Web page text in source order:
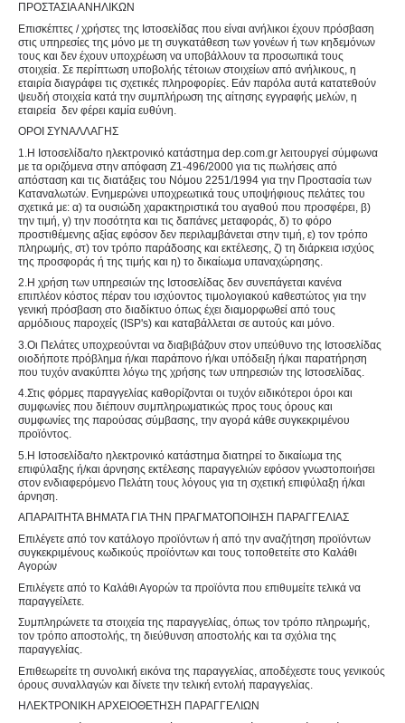
ΠΡΟΣΤΑΣΙΑ ΑΝΗΛΙΚΩΝ
Επισκέπτες / χρήστες της Ιστοσελίδας που είναι ανήλικοι έχουν πρόσβαση
στις υπηρεσίες της μόνο με τη συγκατάθεση των γονέων ή των κηδεμόνων
τους και δεν έχουν υποχρέωση να υποβάλλουν τα προσωπικά τους
στοιχεία. Σε περίπτωση υποβολής τέτοιων στοιχείων από ανήλικους, η
εταιρία διαγράφει τις σχετικές πληροφορίες. Εάν παρόλα αυτά κατατεθούν
ψευδή στοιχεία κατά την συμπλήρωση της αίτησης εγγραφής μελών, η
εταιρεία δεν φέρει καμία ευθύνη.
ΟΡΟΙ ΣΥΝΑΛΛΑΓΗΣ
1.Η Ιστοσελίδα/το ηλεκτρονικό κατάστημα dep.com.gr λειτουργεί σύμφωνα
με τα οριζόμενα στην απόφαση Ζ1-496/2000 για τις πωλήσεις από
απόσταση και τις διατάξεις του Νόμου 2251/1994 για την Προστασία των
Καταναλωτών. Ενημερώνει υποχρεωτικά τους υποψήφιους πελάτες του
σχετικά με: α) τα ουσιώδη χαρακτηριστικά του αγαθού που προσφέρει, β)
την τιμή, γ) την ποσότητα και τις δαπάνες μεταφοράς, δ) το φόρο
προστιθέμενης αξίας εφόσον δεν περιλαμβάνεται στην τιμή, ε) τον τρόπο
πληρωμής, στ) τον τρόπο παράδοσης και εκτέλεσης, ζ) τη διάρκεια ισχύος
της προσφοράς ή της τιμής και η) το δικαίωμα υπαναχώρησης.
2.Η χρήση των υπηρεσιών της Ιστοσελίδας δεν συνεπάγεται κανένα
επιπλέον κόστος πέραν του ισχύοντος τιμολογιακού καθεστώτος για την
γενική πρόσβαση στο διαδίκτυο όπως έχει διαμορφωθεί από τους
αρμόδιους παροχείς (ISP's) και καταβάλλεται σε αυτούς και μόνο.
3.Οι Πελάτες υποχρεούνται να διαβιβάζουν στον υπεύθυνο της Ιστοσελίδας
οιοδήποτε πρόβλημα ή/και παράπονο ή/και υπόδειξη ή/και παρατήρηση
που τυχόν ανακύπτει λόγω της χρήσης των υπηρεσιών της Ιστοσελίδας.
4.Στις φόρμες παραγγελίας καθορίζονται οι τυχόν ειδικότεροι όροι και
συμφωνίες που διέπουν συμπληρωματικώς προς τους όρους και
συμφωνίες της παρούσας σύμβασης, την αγορά κάθε συγκεκριμένου
προϊόντος.
5.Η Ιστοσελίδα/το ηλεκτρονικό κατάστημα διατηρεί το δικαίωμα της
επιφύλαξης ή/και άρνησης εκτέλεσης παραγγελιών εφόσον γνωστοποιήσει
στον ενδιαφερόμενο Πελάτη τους λόγους για τη σχετική επιφύλαξη ή/και
άρνηση.
ΑΠΑΡΑΙΤΗΤΑ ΒΗΜΑΤΑ ΓΙΑ ΤΗΝ ΠΡΑΓΜΑΤΟΠΟΙΗΣΗ ΠΑΡΑΓΓΕΛΙΑΣ
Επιλέγετε από τον κατάλογο προϊόντων ή από την αναζήτηση προϊόντων
συγκεκριμένους κωδικούς προϊόντων και τους τοποθετείτε στο Καλάθι
Αγορών
Επιλέγετε από το Καλάθι Αγορών τα προϊόντα που επιθυμείτε τελικά να
παραγγείλετε.
Συμπληρώνετε τα στοιχεία της παραγγελίας, όπως τον τρόπο πληρωμής,
τον τρόπο αποστολής, τη διεύθυνση αποστολής και τα σχόλια της
παραγγελίας.
Επιθεωρείτε τη συνολική εικόνα της παραγγελίας, αποδέχεστε τους γενικούς
όρους συναλλαγών και δίνετε την τελική εντολή παραγγελίας.
ΗΛΕΚΤΡΟΝΙΚΗ ΑΡΧΕΙΟΘΕΤΗΣΗ ΠΑΡΑΓΓΕΛΙΩΝ